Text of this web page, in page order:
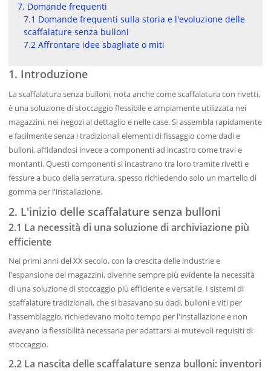
7. Domande frequenti
7.1 Domande frequenti sulla storia e l'evoluzione delle
scaffalature senza bulloni
7.2 Affrontare idee sbagliate o miti
1. Introduzione
La scaffalatura senza bulloni, nota anche come scaffalatura con rivetti,
è una soluzione di stoccaggio flessibile e ampiamente utilizzata nei
magazzini, nei negozi al dettaglio e nelle case. Si assembla rapidamente
e facilmente senza i tradizionali elementi di fissaggio come dadi e
bulloni, affidandosi invece a componenti ad incastro come travi e
montanti. Questi componenti si incastrano tra loro tramite rivetti e
fessure a buco della serratura, spesso richiedendo solo un martello di
gomma per l'installazione.
2. L'inizio delle scaffalature senza bulloni
2.1 La necessità di una soluzione di archiviazione più
efficiente
Nei primi anni del XX secolo, con la crescita delle industrie e
l'espansione dei magazzini, divenne sempre più evidente la necessità
di una soluzione di stoccaggio più efficiente e versatile. I sistemi di
scaffalature tradizionali, che si basavano su dadi, bulloni e viti per
l'assemblaggio, richiedevano molto tempo per l'installazione e non
avevano la flessibilità necessaria per adattarsi ai mutevoli requisiti di
stoccaggio.
2.2 La nascita delle scaffalature senza bulloni: inventori